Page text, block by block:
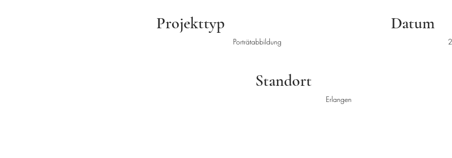
Projekttyp
Porträtabbildung
Datum
Standort
Erlangen